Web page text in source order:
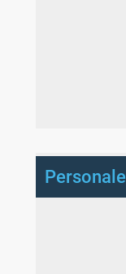
Personale